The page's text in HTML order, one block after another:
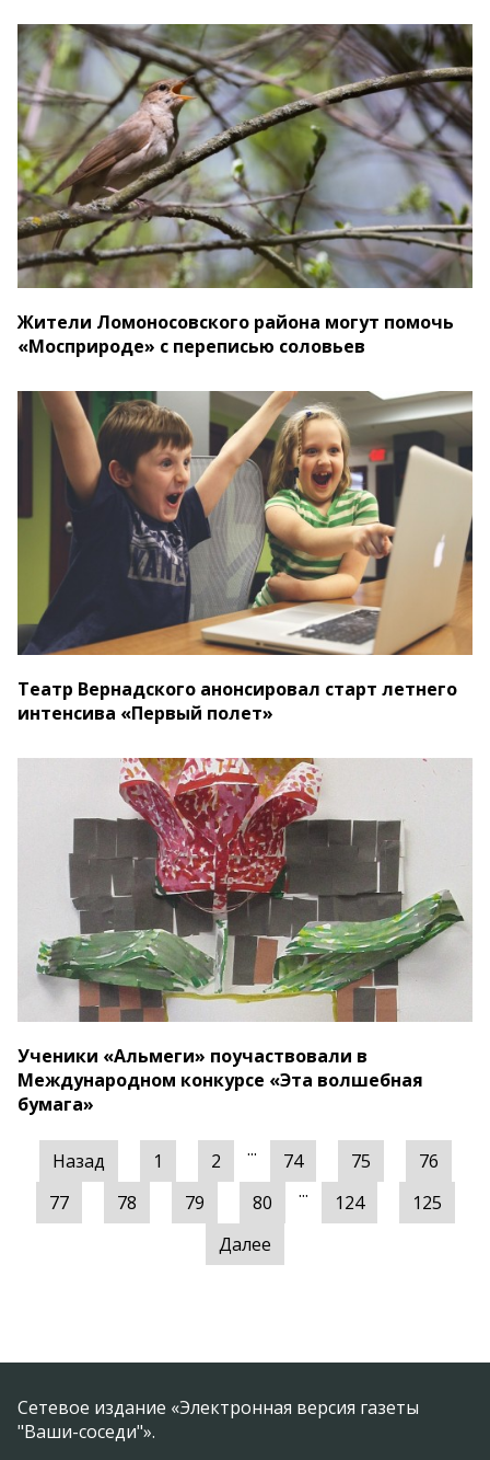
Жители Ломоносовского района могут помочь
«Мосприроде» с переписью соловьев
Театр Вернадского анонсировал старт летнего
интенсива «Первый полет»
Ученики «Альмеги» поучаствовали в
Международном конкурсе «Эта волшебная
бумага»
Назад 1 2 ... 74 75
76
77
78 79 80 ... 124
125
Далее
Сетевое издание «Электронная версия газеты
"Ваши-соседи"».